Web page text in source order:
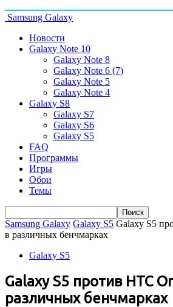
Samsung Galaxy
Новости
Galaxy Note 10
Galaxy Note 8
Galaxy Note 6 (7)
Galaxy Note 5
Galaxy Note 4
Galaxy S8
Galaxy S7
Galaxy S6
Galaxy S5
FAQ
Программы
Игры
Обои
Темы
Samsung Galaxy Galaxy S5 Galaxy S5
в различных бенчмарках
Galaxy S5
Galaxy S5 против HTC
различных бенчмарках